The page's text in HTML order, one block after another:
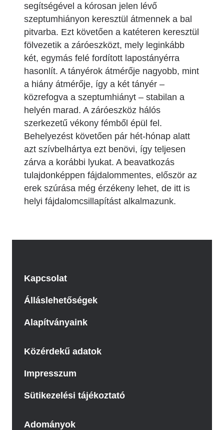
segítségével a kórosan jelen lévő
szeptumhiányon keresztül átmennek a bal
pitvarba. Ezt követően a katéteren keresztül
fölvezetik a záróeszközt, mely leginkább
két, egymás felé fordított lapostányérra
hasonlít. A tányérok átmérője nagyobb, mint
a hiány átmérője, így a két tányér –
közrefogva a szeptumhiányt – stabilan a
helyén marad. A záróeszköz hálós
szerkezetű vékony fémből épül fel.
Behelyezést követően pár hét-hónap alatt
azt szívbelhártya ezt benövi, így teljesen
zárva a korábbi lyukat. A beavatkozás
tulajdonképpen fájdalommentes, először az
erek szúrása még érzékeny lehet, de itt is
helyi fájdalomcsillapítást alkalmazunk.
Kapcsolat
Álláslehetőségek
Alapítványaink
Közérdekű adatok
Impresszum
Sütikezelési tájékoztató
Adományok